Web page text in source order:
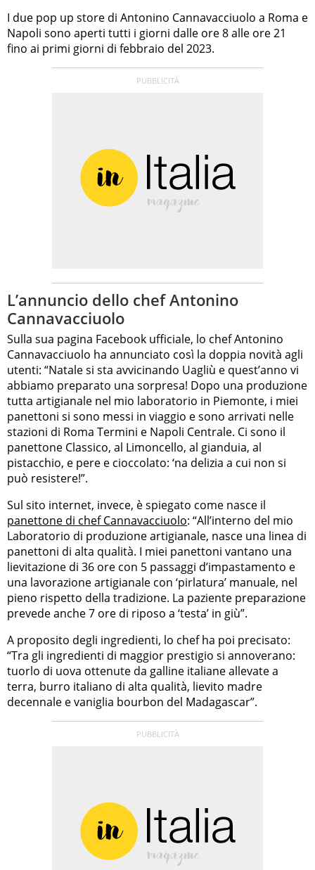
I due pop up store di Antonino Cannavacciuolo a Roma e
Napoli sono aperti tutti i giorni dalle ore 8 alle ore 21
fino ai primi giorni di febbraio del 2023.
L’annuncio dello chef Antonino
Cannavacciuolo
Sulla sua pagina Facebook ufficiale, lo chef Antonino
Cannavacciuolo ha annunciato così la doppia novità agli
utenti: “Natale si sta avvicinando Uagliù e quest’anno vi
abbiamo preparato una sorpresa! Dopo una produzione
tutta artigianale nel mio laboratorio in Piemonte, i miei
panettoni si sono messi in viaggio e sono arrivati nelle
stazioni di Roma Termini e Napoli Centrale. Ci sono il
panettone Classico, al Limoncello, al gianduia, al
pistacchio, e pere e cioccolato: ‘na delizia a cui non si
può resistere!”.
Sul sito internet, invece, è spiegato come nasce il
panettone di chef Cannavacciuolo: “All’interno del mio
Laboratorio di produzione artigianale, nasce una linea di
panettoni di alta qualità. I miei panettoni vantano una
lievitazione di 36 ore con 5 passaggi d’impastamento e
una lavorazione artigianale con ‘pirlatura’ manuale, nel
pieno rispetto della tradizione. La paziente preparazione
prevede anche 7 ore di riposo a ‘testa’ in giù”.
A proposito degli ingredienti, lo chef ha poi precisato:
“Tra gli ingredienti di maggior prestigio si annoverano:
tuorlo di uova ottenute da galline italiane allevate a
terra, burro italiano di alta qualità, lievito madre
decennale e vaniglia bourbon del Madagascar”.